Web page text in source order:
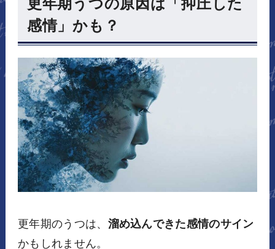
更年期うつの原因は「抑圧した
感情」かも？
更年期のうつは、 溜め込んできた感情のサイン
かもしれません。